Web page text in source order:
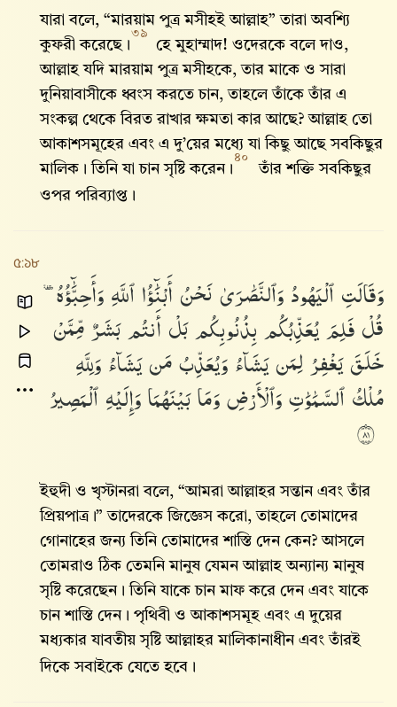
যারা বলে, “মারয়াম পুত্র মসীহই আল্লাহ” তারা অবশ্যি
কুফরী করেছে।
৩৯
হে মুহাম্মাদ! ওদেরকে বলে দাও,
আল্লাহ‌ যদি মারয়াম পুত্র মসীহকে, তার মাকে ও সারা
দুনিয়াবাসীকে ধ্বংস করতে চান, তাহলে তাঁকে তাঁর এ
সংকল্প থেকে বিরত রাখার ক্ষমতা কার আছে? আল্লাহ‌ তো
আকাশসমূহের এবং এ দু’য়ের মধ্যে যা কিছু আছে সবকিছুর
মালিক। তিনি যা চান সৃষ্টি করেন।
৪০
তাঁর শক্তি সবকিছুর
ওপর পরিব্যাপ্ত।
৫:১৮
وَقَالَتِٱلْيَهُودُوَٱلنَّصَٰرَىٰنَحْنُأَبْنَٰٓؤُا۟ٱللَّهِوَأَحِبَّٰٓؤُهُۥ
قُلْفَلِمَيُعَذِّبُكُمبِذُنُوبِكُمبَلْأَنتُمبَشَرٌمِّمَّنْ
خَلَقَيَغْفِرُلِمَنيَشَآءُوَيُعَذِّبُمَنيَشَآءُوَلِلَّهِ
مُلْكُٱلسَّمَٰوَٰتِوَٱلْأَرْضِوَمَابَيْنَهُمَاوَإِلَيْهِٱلْمَصِيرُ
١٨
ইহুদী ও খৃস্টানরা বলে, “আমরা আল্লাহর সন্তান এবং তাঁর
প্রিয়পাত্র।” তাদেরকে জিজ্ঞেস করো, তাহলে তোমাদের
গোনাহের জন্য তিনি তোমাদের শাস্তি দেন কেন? আসলে
তোমরাও ঠিক তেমনি মানুষ যেমন আল্লাহ অন্যান্য মানুষ
সৃষ্টি করেছেন। তিনি যাকে চান মাফ করে দেন এবং যাকে
চান শাস্তি দেন। পৃথিবী ও আকাশসমূহ এবং এ দুয়ের
মধ্যকার যাবতীয় সৃষ্টি আল্লাহর মালিকানাধীন এবং তাঁরই
দিকে সবাইকে যেতে হবে।